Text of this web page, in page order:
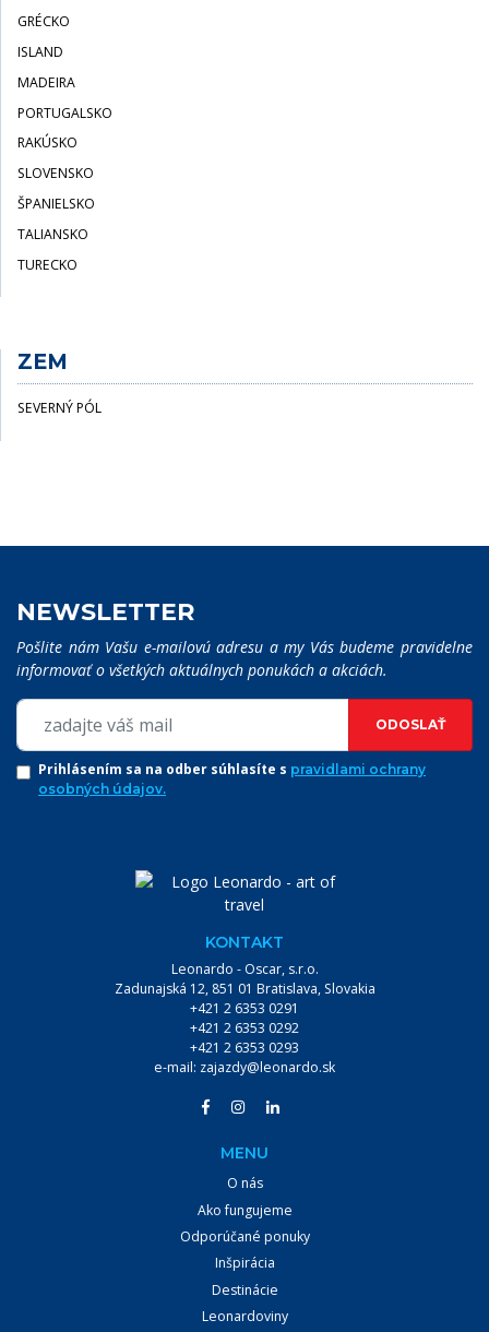
GRÉCKO
ISLAND
MADEIRA
PORTUGALSKO
RAKÚSKO
SLOVENSKO
ŠPANIELSKO
TALIANSKO
TURECKO
ZEM
SEVERNÝ PÓL
NEWSLETTER
Pošlite nám Vašu e-mailovú adresu a my Vás budeme pravidelne
informovať o všetkých aktuálnych ponukách a akciách.
ODOSLAŤ
Prihlásením sa na odber súhlasíte s pravidlami ochrany
osobných údajov.
KONTAKT
Leonardo - Oscar, s.r.o.
Zadunajská 12, 851 01 Bratislava, Slovakia
+421 2 6353 0291
+421 2 6353 0292
+421 2 6353 0293
e-mail: zajazdy@leonardo.sk
MENU
O nás
Ako fungujeme
Odporúčané ponuky
Inšpirácia
Destinácie
Leonardoviny